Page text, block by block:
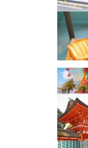
色とりどりのド
岡・大牟田にあ
トロなカフェ「
2019.12.09